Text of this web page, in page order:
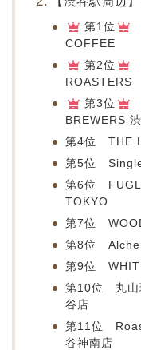
第1位
COFFEE
第2位
ROASTERS
第3位
BREWERS
第4位 THE
第5位
第6位
TOKYO
第7位
第8位
第9位
第10位 丸山
谷店
第11位
谷神南店